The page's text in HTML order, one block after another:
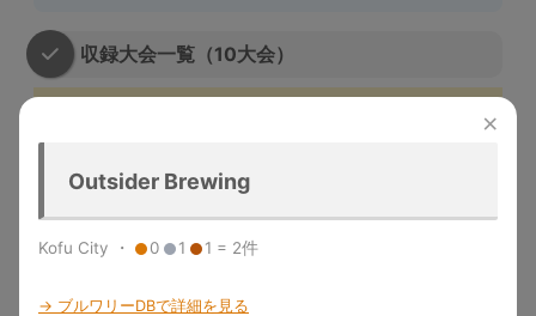
×
Outsider Brewing
Kofu City ・ 0 1 1 = 2件
→ ブルワリーDBで詳細を見る
収録大会一覧（10大会）
Great
Beer Festival
2025
Beer Awards
AIBA
2025
メルボル